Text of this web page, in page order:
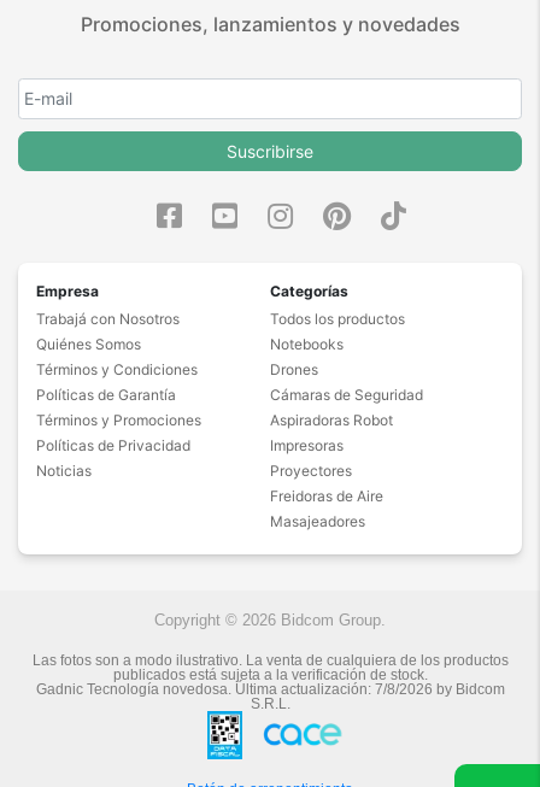
Promociones, lanzamientos y novedades
Suscribirse
Empresa
Trabajá con Nosotros
Quiénes Somos
Términos y Condiciones
Políticas de Garantía
Términos y Promociones
Políticas de Privacidad
Noticias
Categorías
Todos los productos
Notebooks
Drones
Cámaras de Seguridad
Aspiradoras Robot
Impresoras
Proyectores
Freidoras de Aire
Masajeadores
Copyright © 2026 Bidcom Group.
Las fotos son a modo ilustrativo. La venta de cualquiera de los productos
publicados está sujeta a la verificación de stock.
Gadnic Tecnología novedosa.Última actualización: 7/8/2026 by Bidcom
S.R.L.